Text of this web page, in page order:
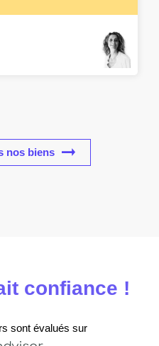
nos biens
confiance !
sont évalués sur